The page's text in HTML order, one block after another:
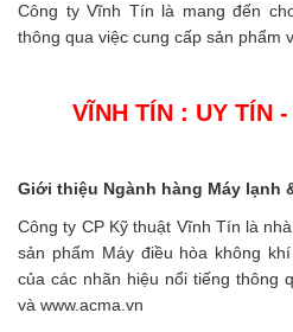
Công ty Vĩnh Tín là mang đến
thông qua việc cung cấp sản phẩm
VĨNH TÍN : UY TÍN
Giới thiệu Ngành hàng Máy lạnh
Công ty CP Kỹ thuật Vĩnh Tín là
sản phẩm Máy điều hòa không
của các nhãn hiệu nổi tiếng thông
và www.acma.vn